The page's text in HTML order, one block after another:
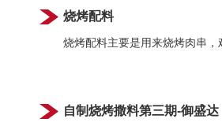
烧烤配料
烧烤配料主要是用来烧烤肉串，
自制烧烤撒料第三期-御盛达